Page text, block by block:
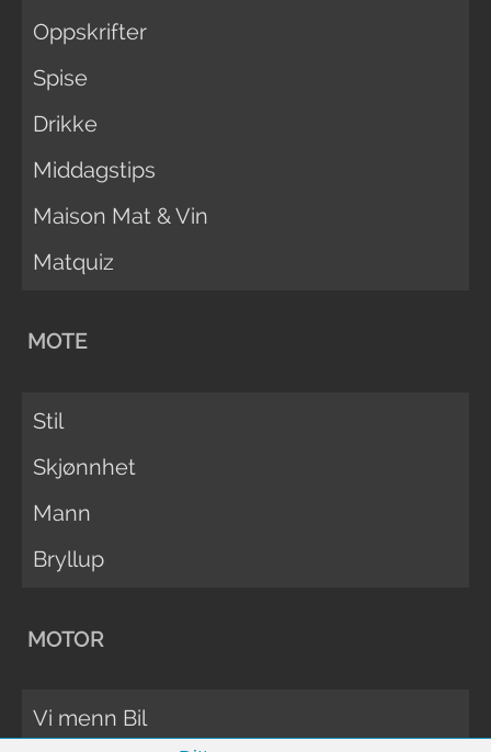
Oppskrifter
Spise
Drikke
Middagstips
Maison Mat & Vin
Matquiz
MOTE
Stil
Skjønnhet
Mann
Bryllup
MOTOR
Vi menn Bil